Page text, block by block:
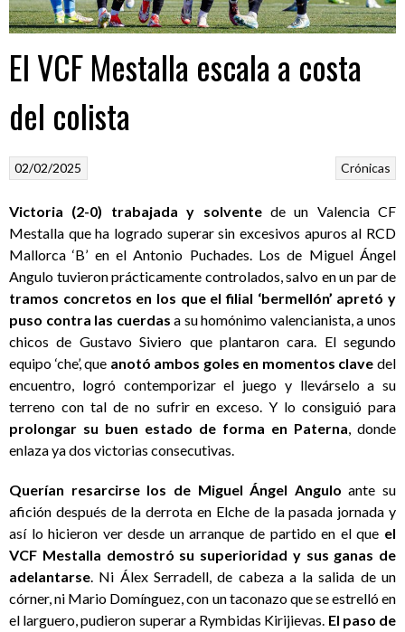
El VCF Mestalla escala a costa
del colista
Crónicas
02/02/2025
Victoria (2-0) trabajada y solventede un Valencia CF
Mestalla que ha logrado superar sin excesivos apuros al RCD
Mallorca ‘B’ en el Antonio Puchades. Los de Miguel Ángel
Angulo tuvieron prácticamente controlados, salvo en un par de
tramos concretos en los que el filial ‘bermellón’ apretó y
puso contra las cuerdas a su homónimo valencianista, a unos
chicos de Gustavo Siviero que plantaron cara. El segundo
equipo ‘che’, que anotó ambos goles en momentos clave del
encuentro, logró contemporizar el juego y llevárselo a su
terreno con tal de no sufrir en exceso. Y lo consiguió para
prolongar su buen estado de forma en Paterna, donde
enlaza ya dos victorias consecutivas.
Querían resarcirse los de Miguel Ángel Angulo ante su
afición después de la derrota en Elche de la pasada jornada y
así lo hicieron ver desde un arranque de partido en el que el
VCF Mestalla demostró su superioridad y sus ganas de
adelantarse. Ni Álex Serradell, de cabeza a la salida de un
córner, ni Mario Domínguez, con un taconazo que se estrelló en
el larguero, pudieron superar a Rymbidas Kirijievas. El paso de